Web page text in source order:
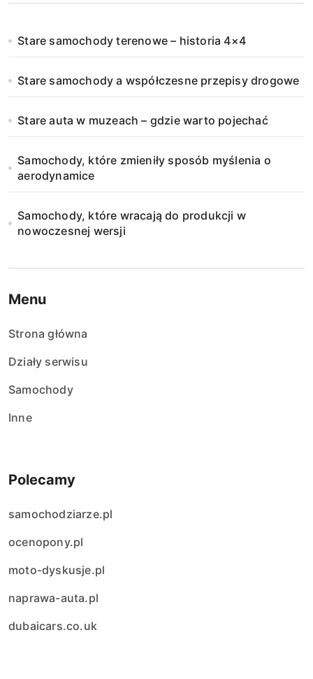
Stare samochody terenowe – historia 4×4
Stare samochody a współczesne przepisy drogowe
Stare auta w muzeach – gdzie warto pojechać
Samochody, które zmieniły sposób myślenia o
aerodynamice
Samochody, które wracają do produkcji w
nowoczesnej wersji
Menu
Strona główna
Działy serwisu
Samochody
Inne
Polecamy
samochodziarze.pl
ocenopony.pl
moto-dyskusje.pl
naprawa-auta.pl
dubaicars.co.uk